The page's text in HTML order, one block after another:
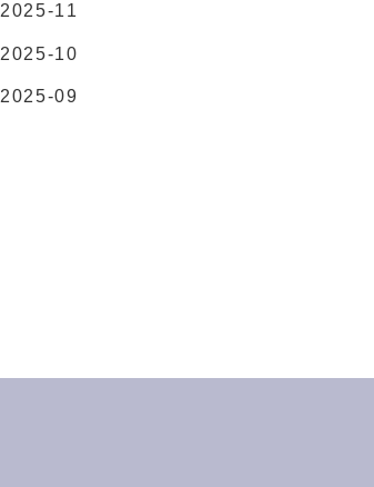
2025-11
2025-10
2025-09